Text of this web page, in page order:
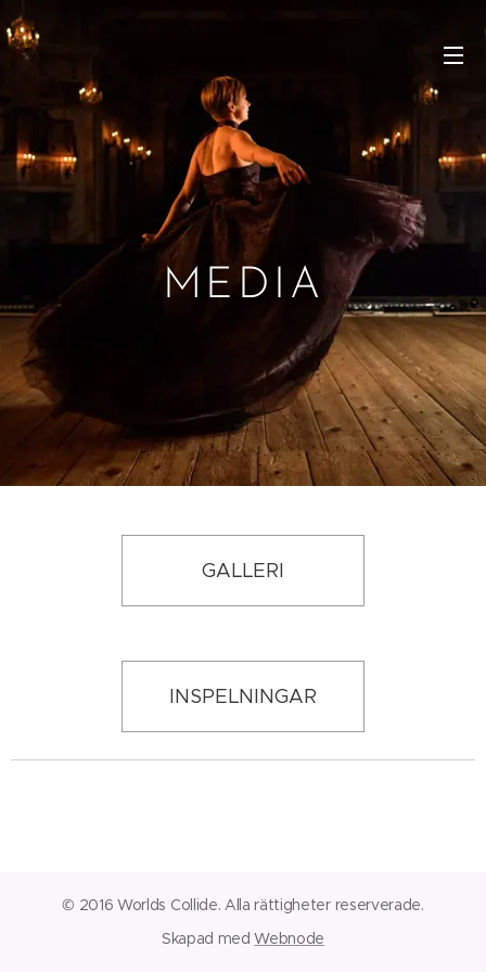
MEDIA
GALLERI
INSPELNINGAR
© 2016 Worlds Collide. Alla rättigheter reserverade.
Skapad medWebnode